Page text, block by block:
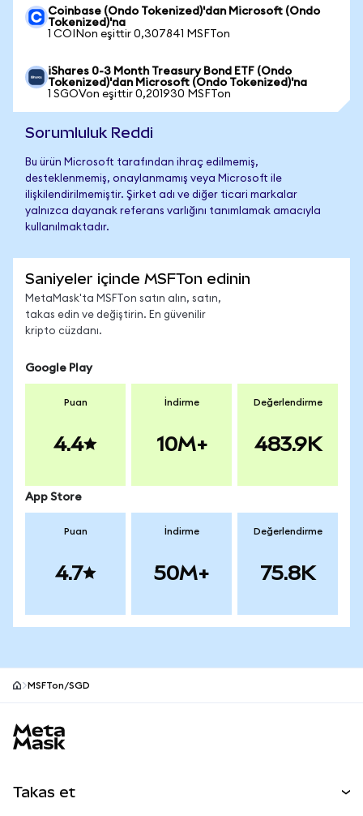
Coinbase (Ondo Tokenized)'dan Microsoft (Ondo
Tokenized)'na
1 COINon eşittir 0,307841 MSFTon
iShares 0-3 Month Treasury Bond ETF (Ondo
Tokenized)'dan Microsoft (Ondo Tokenized)'na
1 SGOVon eşittir 0,201930 MSFTon
Sorumluluk Reddi
Bu ürün Microsoft tarafından ihraç edilmemiş,
desteklenmemiş, onaylanmamış veya Microsoft ile
ilişkilendirilmemiştir. Şirket adı ve diğer ticari markalar
yalnızca dayanak referans varlığını tanımlamak amacıyla
kullanılmaktadır.
Saniyeler içinde MSFTon edinin
MetaMask'ta MSFTon satın alın, satın,
takas edin ve değiştirin. En güvenilir
kripto cüzdanı.
Google Play
Puan
4.4
İndirme
10M+
Değerlendirme
483.9K
App Store
Puan
4.7
İndirme
50M+
Değerlendirme
75.8K
MSFTon/SGD
Takas et